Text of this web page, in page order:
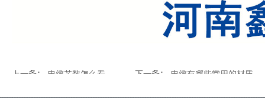
上一条： 电缆芯数怎么看 下一条： 电缆有哪些常用的材质